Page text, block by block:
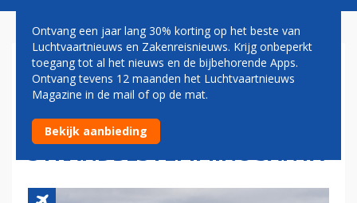
CONDOR START
VAKANTIEVLUCHTEN NAAR
CHINESE
STRANDBESTEMMING SANYA
Ontvang een jaar lang 30% korting op het beste van
Luchtvaartnieuws en Zakenreisnieuws. Krijg onbeperkt
toegang tot al het nieuws en de bijbehorende Apps.
Ontvang tevens 12 maanden het Luchtvaartnieuws
Magazine in de mail of op de mat.
Bekijk aanbieding